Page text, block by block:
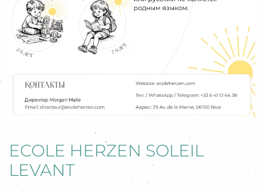
ECOLE HERZEN SOLEIL
LEVANT